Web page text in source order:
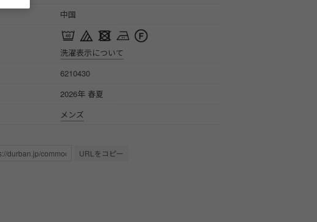
中国
洗濯表示について
6210430
2026年 春夏
メンズ
URLをコピー